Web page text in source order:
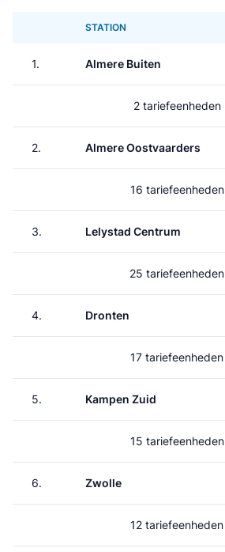
STATION
1. Almere Buiten
2 tariefeenheden
2. Almere Oostvaarders
16 tariefeenheden
3. Lelystad Centrum
25 tariefeenheden
4. Dronten
17 tariefeenheden
5. Kampen Zuid
15 tariefeenheden
6. Zwolle
12 tariefeenheden